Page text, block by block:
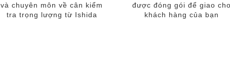
và chuyên môn về cân kiểm
tra trọng lượng từ Ishida
được đóng gói để giao
khách hàng của bạn